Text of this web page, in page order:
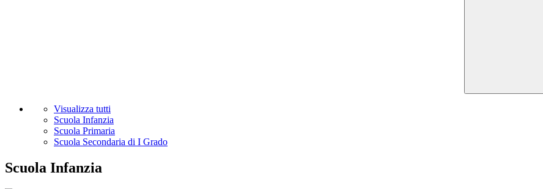
Visualizza tutti
Scuola Infanzia
Scuola Primaria
Scuola Secondaria di I Grado
Scuola Infanzia